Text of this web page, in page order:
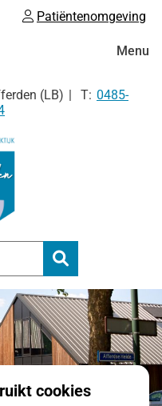
Patiëntenomgeving
(LB) Tel:
0485-
Zoeken
Menu
cookies